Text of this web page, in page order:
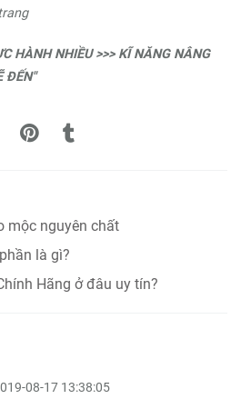
HÀNH NHIỀU >>> KĨ NĂNG NÂNG
ĐẾN"
mộc nguyên chất
là gì?
Hãng ở đâu uy tín?
08-17 13:38:05